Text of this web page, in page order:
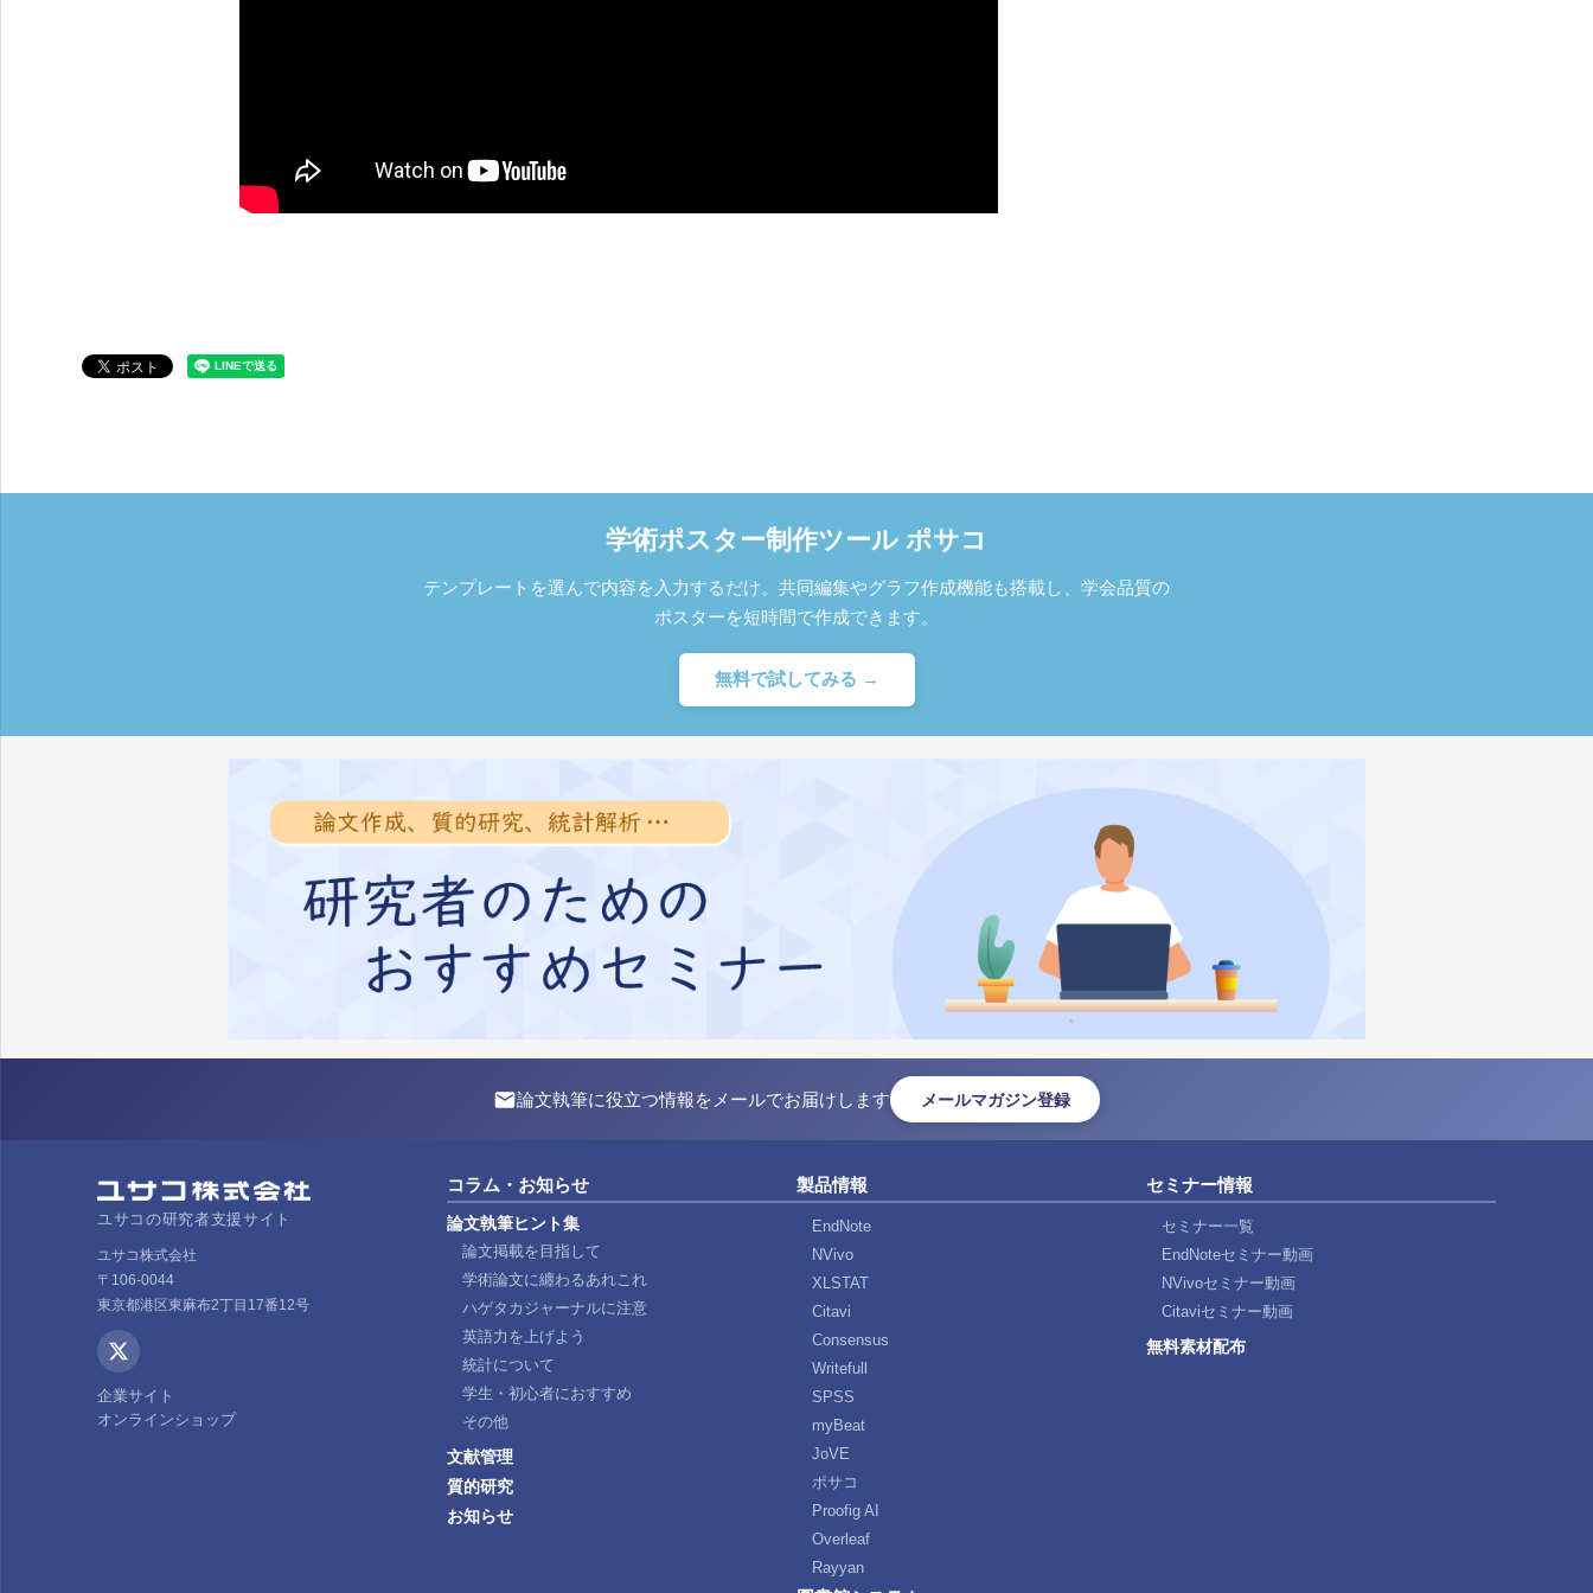
学術ポスター制作ツール ポサコ
テンプレートを選んで内容を入力するだけ。共同編集やグラフ作成機能も搭載し、学会品質の
ポスターを短時間で作成できます。
無料で試してみる →
論文執筆に役立つ情報をメールでお届けします メールマガジン登録
ユサコの研究者支援サイト
ユサコ株式会社
〒106-0044
東京都港区東麻布2丁目17番12号
企業サイト
オンラインショップ
コラム・お知らせ
論文執筆ヒント集
論文掲載を目指して
学術論文に纏わるあれこれ
ハゲタカジャーナルに注意
英語力を上げよう
統計について
学生・初心者におすすめ
その他
文献管理
質的研究
お知らせ
製品情報
EndNote
NVivo
XLSTAT
Citavi
Consensus
Writefull
SPSS
myBeat
JoVE
ポサコ
Proofig AI
Overleaf
Rayyan
セミナー情報
セミナー一覧
EndNoteセミナー動画
NVivoセミナー動画
Citaviセミナー動画
無料素材配布